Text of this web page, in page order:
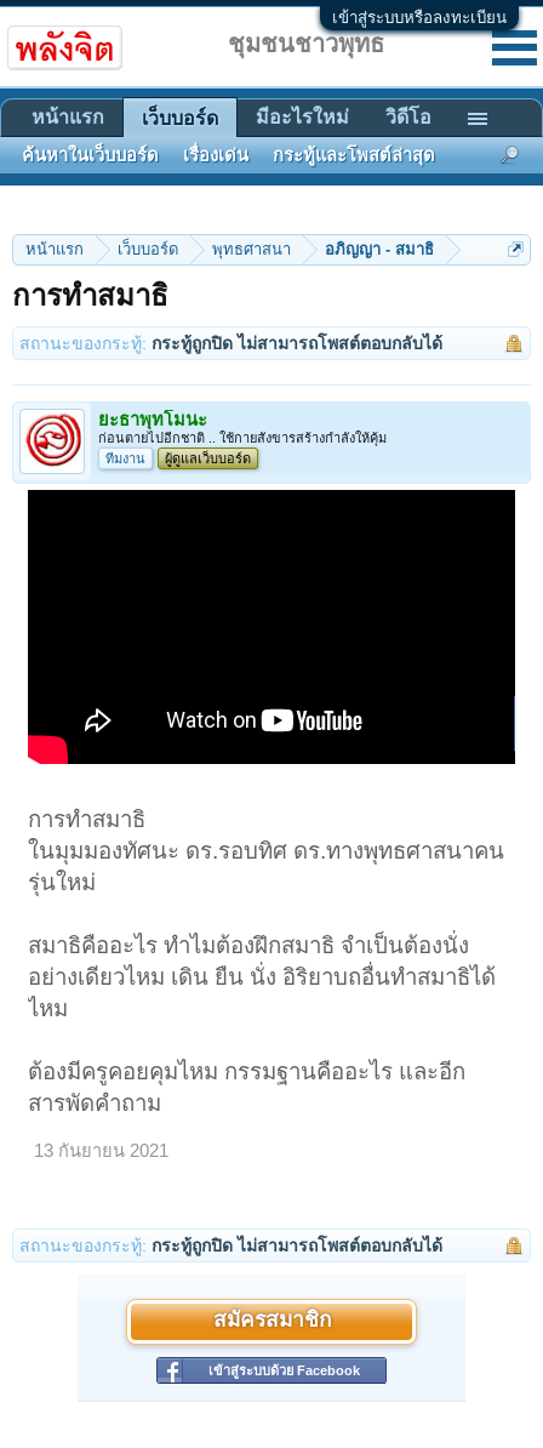
เข้าสู่ระบบหรือลงทะเบียน
หน้าแรก เว็บบอร์ด พุทธศาสนา อภิญญา - สมาธิ
การทำสมาธิ
สถานะของกระทู้: กระทู้ถูกปิด ไม่สามารถโพสต์ตอบกลับได้
ยะธาพุทโมนะ
ก่อนตายไปอีกชาติ .. ใช้กายสังขารสร้างกำลังให้คุ้ม
ทีมงาน
ผู้ดูแลเว็บบอร์ด
การทำสมาธิ
ในมุมมองทัศนะ ดร.รอบทิศ ดร.ทางพุทธศาสนาคน
รุ่นใหม่
สมาธิคืออะไร ทำไมต้องฝึกสมาธิ จำเป็นต้องนั่ง
อย่างเดียวไหม เดิน ยืน นั่ง อิริยาบถอื่นทำสมาธิได้
ไหม
ต้องมีครูคอยคุมไหม กรรมฐานคืออะไร และอีก
สารพัดคำถาม
13 กันยายน 2021
สถานะของกระทู้: กระทู้ถูกปิด ไม่สามารถโพสต์ตอบกลับได้
สมัครสมาชิก
เข้าสู่ระบบด้วย Facebook
ชุมชนชาวพุทธ
หน้าแรก เว็บบอร์ด
ค้นหาในเว็บบอร์ด เรื่องเด่น กระทู้และโพสต์ล่าสุด
มีอะไรใหม่ วิดีโอ